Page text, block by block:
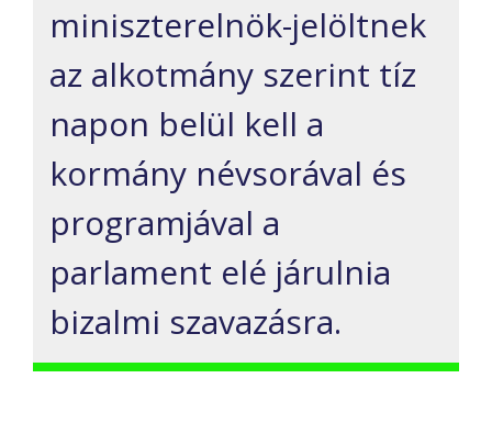
miniszterelnök-jelöltnek
az alkotmány szerint tíz
napon belül kell a
kormány névsorával és
programjával a
parlament elé járulnia
bizalmi szavazásra.